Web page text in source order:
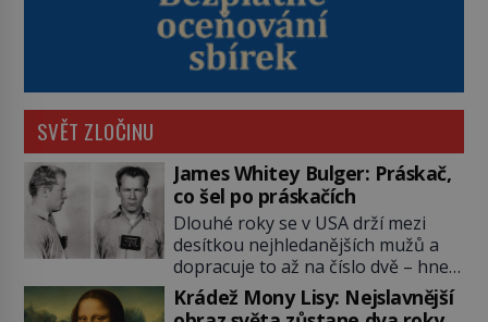
SVĚT ZLOČINU
James Whitey Bulger: Práskač,
co šel po práskačích
Dlouhé roky se v USA drží mezi
desítkou nejhledanějších mužů a
dopracuje to až na číslo dvě – hned
po Usámovi bin Ládinovi (1957–
2011). To je James „Whitey“ Bulger
Krádež Mony Lisy: Nejslavnější